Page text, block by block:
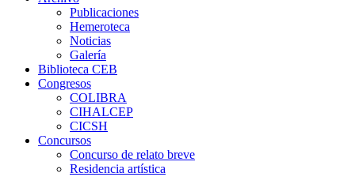
Publicaciones
Hemeroteca
Noticias
Galería
Biblioteca CEB
Congresos
COLIBRA
CIHALCEP
CICSH
Concursos
Concurso de relato breve
Residencia artística